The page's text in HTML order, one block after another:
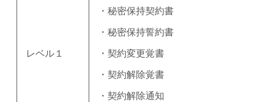
レベル１
・秘密保持契約書
・秘密保持誓約書
・契約変更覚書
・契約解除覚書
・契約解除通知